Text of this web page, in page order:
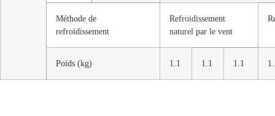
Méthode de
refroidissement
Refroidissement
naturel par le vent
Poids (kg) 1.1 1.1 1.1